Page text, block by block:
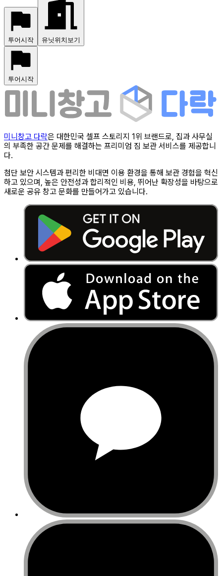
투어시작 유닛위치보기
투어시작
미니창고 다락은 대한민국 셀프 스토리지 1위 브랜드로, 집과 사무실
의 부족한 공간 문제를 해결하는 프리미엄 짐 보관 서비스를 제공합니
다.
첨단 보안 시스템과 편리한 비대면 이용 환경을 통해 보관 경험을 혁신
하고 있으며, 높은 안전성과 합리적인 비용, 뛰어난 확장성을 바탕으로
새로운 공유 창고 문화를 만들어가고 있습니다.